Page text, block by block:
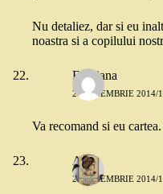
Nu detaliez, dar si eu
noastra si a copilului
Emiliana
25 NOIEMBRIE 2014/
Va recomand si eu
Anca
25 NOIEMBRIE 2014/